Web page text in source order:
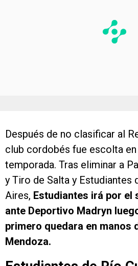
Después de no clasificar al
club cordobés fue escolta
temporada. Tras eliminar a
y Tiro de Salta y Estudiantes
Aires, Estudiantes irá por el
ante Deportivo Madryn
primero quedara en manos
Mendoza.